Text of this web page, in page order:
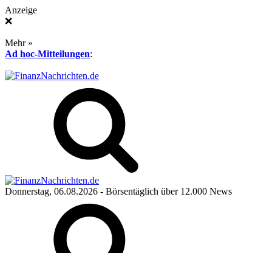
Anzeige
❌
Mehr »
Ad hoc-Mitteilungen:
Donnerstag, 06.08.2026 - Börsentäglich über 12.000 News